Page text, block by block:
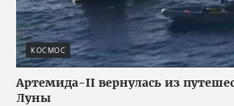
КОСМОС
Артемида-II вернулась из
Луны